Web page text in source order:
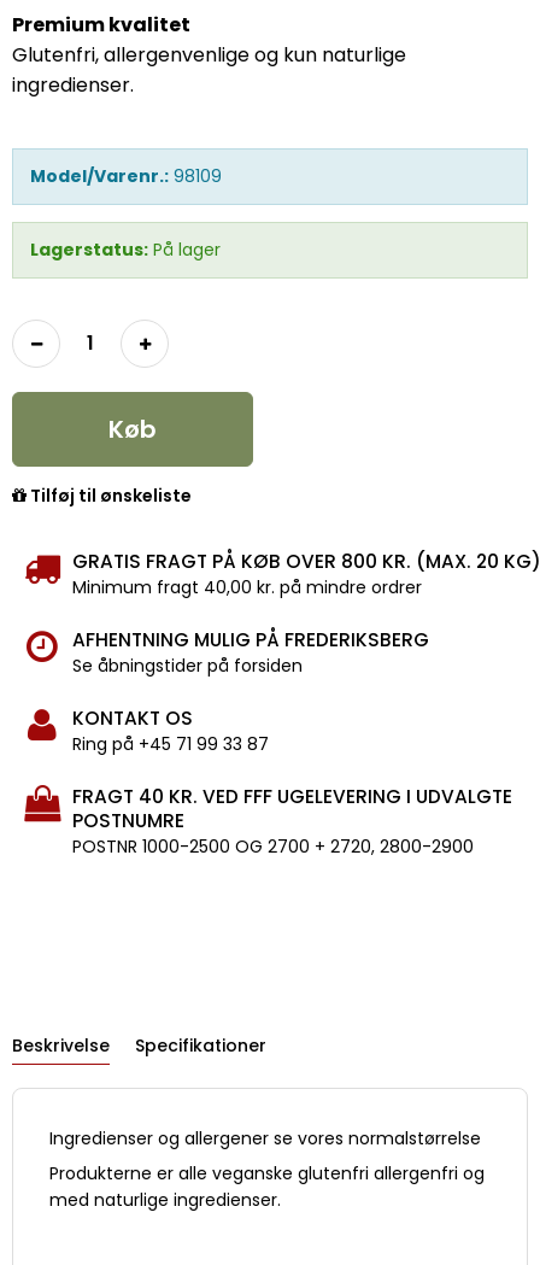
Premium kvalitet
Glutenfri, allergenvenlige og kun naturlige
ingredienser.
Model/Varenr.: 98109
Lagerstatus: På lager
Køb
Tilføj til ønskeliste
GRATIS FRAGT PÅ KØB OVER 800 KR. (MAX. 20 KG)
Minimum fragt 40,00 kr. på mindre ordrer
AFHENTNING MULIG PÅ FREDERIKSBERG
Se åbningstider på forsiden
KONTAKT OS
Ring på +45 71 99 33 87
FRAGT 40 KR. VED FFF UGELEVERING I UDVALGTE
POSTNUMRE
POSTNR 1000-2500 OG 2700 + 2720, 2800-2900
Beskrivelse Specifikationer
Ingredienser og allergener se vores normalstørrelse
Produkterne er alle veganske glutenfri allergenfri og
med naturlige ingredienser.